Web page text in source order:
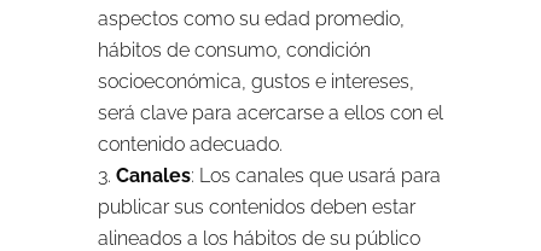
aspectos como su edad promedio,
hábitos de consumo, condición
socioeconómica, gustos e intereses,
será clave para acercarse a ellos con el
contenido adecuado.
Canales: Los canales que usará para
publicar sus contenidos deben estar
alineados a los hábitos de su público